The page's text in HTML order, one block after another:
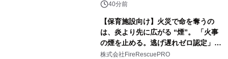
40分前
【保育施設向け】火災で命を奪うの
は、炎より先に広がる “煙”。 「火事
の煙を止める。逃げ遅れゼロ認定」提
供開始
株式会社FireRescuePRO